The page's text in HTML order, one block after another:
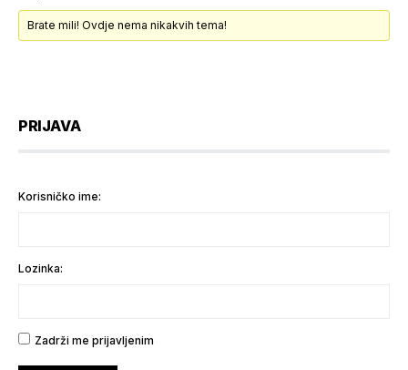
Brate mili! Ovdje nema nikakvih tema!
PRIJAVA
Korisničko ime:
Lozinka:
Zadrži me prijavljenim